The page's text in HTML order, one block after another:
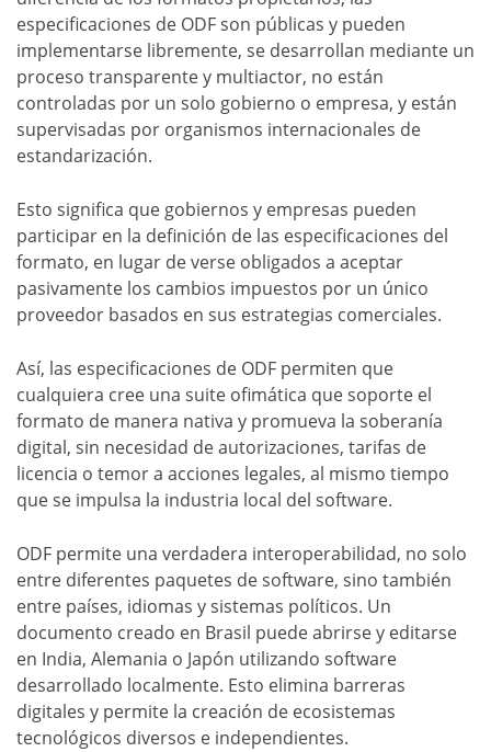
especificaciones de ODF son públicas y pueden
implementarse libremente, se desarrollan mediante un
proceso transparente y multiactor, no están
controladas por un solo gobierno o empresa, y están
supervisadas por organismos internacionales de
estandarización.
Esto significa que gobiernos y empresas pueden
participar en la definición de las especificaciones del
formato, en lugar de verse obligados a aceptar
pasivamente los cambios impuestos por un único
proveedor basados en sus estrategias comerciales.
Así, las especificaciones de ODF permiten que
cualquiera cree una suite ofimática que soporte el
formato de manera nativa y promueva la soberanía
digital, sin necesidad de autorizaciones, tarifas de
licencia o temor a acciones legales, al mismo tiempo
que se impulsa la industria local del software.
ODF permite una verdadera interoperabilidad, no solo
entre diferentes paquetes de software, sino también
entre países, idiomas y sistemas políticos. Un
documento creado en Brasil puede abrirse y editarse
en India, Alemania o Japón utilizando software
desarrollado localmente. Esto elimina barreras
digitales y permite la creación de ecosistemas
tecnológicos diversos e independientes.